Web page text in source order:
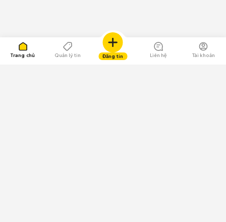
Trang chủ Quản lý tin Đăng tin Liên hệ Tài khoản